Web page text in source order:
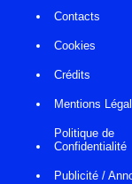
Contacts
Cookies
Crédits
Mentions
Politique de
Confidentialité
Publicité /